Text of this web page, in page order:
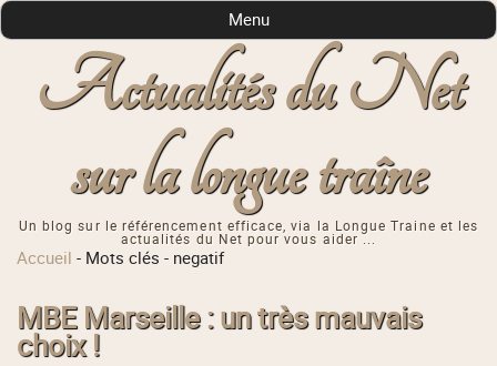
Actualités du Net
sur la longue traîne
Un blog sur le référencement efficace, via la Longue Traine et les
actualités du Net pour vous aider ...
Menu
Accueil - Mots clés - negatif
MBE Marseille : un très mauvais
choix !